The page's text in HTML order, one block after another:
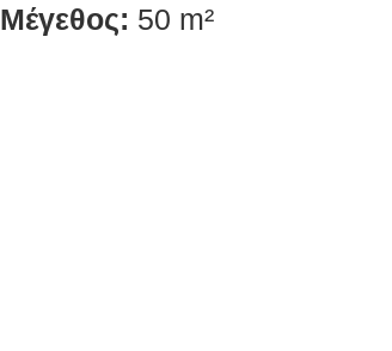
Μέγεθος: 50 m²